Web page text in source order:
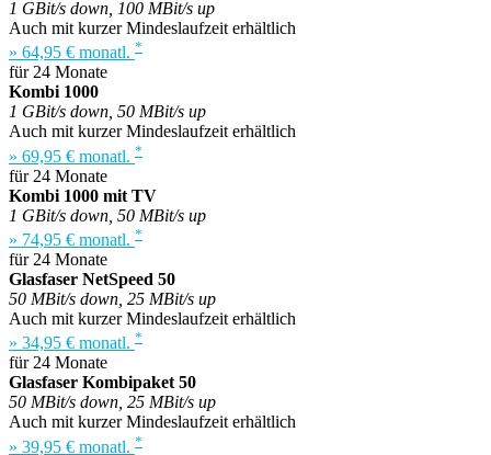
1 GBit/s down, 100 MBit/s up
Auch mit kurzer Mindeslaufzeit erhältlich
» 64,95 € monatl. *
für 24 Monate
Kombi 1000
1 GBit/s down, 50 MBit/s up
Auch mit kurzer Mindeslaufzeit erhältlich
» 69,95 € monatl. *
für 24 Monate
Kombi 1000 mit TV
1 GBit/s down, 50 MBit/s up
» 74,95 € monatl. *
für 24 Monate
Glasfaser NetSpeed 50
50 MBit/s down, 25 MBit/s up
Auch mit kurzer Mindeslaufzeit erhältlich
» 34,95 € monatl. *
für 24 Monate
Glasfaser Kombipaket 50
50 MBit/s down, 25 MBit/s up
Auch mit kurzer Mindeslaufzeit erhältlich
» 39,95 € monatl. *